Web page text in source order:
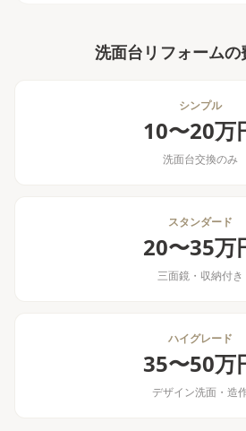
洗面台リフォームの
シンプル
10〜20万
洗面台交換のみ
スタンダード
20〜35万
三面鏡・収納付き
ハイグレード
35〜50万
デザイン洗面・造